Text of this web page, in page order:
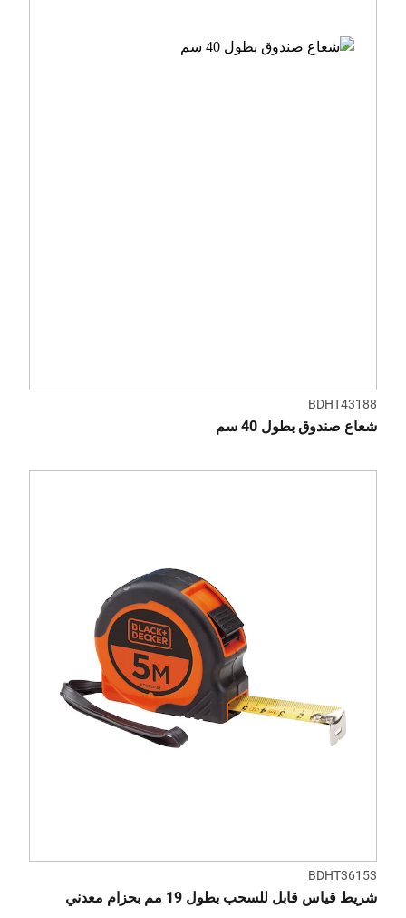
BDHT43188
شعاع صندوق بطول 40 سم
BDHT36153
شريط قياس قابل للسحب بطول 19 مم بحزام معدني